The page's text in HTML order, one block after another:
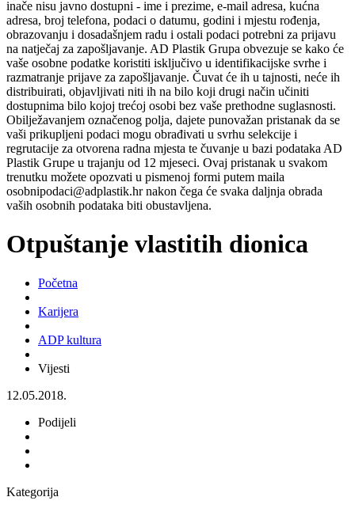
inače nisu javno dostupni - ime i prezime, e-mail adresa, kućna
adresa, broj telefona, podaci o datumu, godini i mjestu rođenja,
obrazovanju i dosadašnjem radu i ostali podaci potrebni za prijavu
na natječaj za zapošljavanje. AD Plastik Grupa obvezuje se kako će
vaše osobne podatke koristiti isključivo u identifikacijske svrhe i
razmatranje prijave za zapošljavanje. Čuvat će ih u tajnosti, neće ih
distribuirati, objavljivati niti ih na bilo koji drugi način učiniti
dostupnima bilo kojoj trećoj osobi bez vaše prethodne suglasnosti.
Obilježavanjem označenog polja, dajete punovažan pristanak da se
vaši prikupljeni podaci mogu obrađivati u svrhu selekcije i
regrutacije za otvorena radna mjesta te čuvanje u bazi podataka AD
Plastik Grupe u trajanju od 12 mjeseci. Ovaj pristanak u svakom
trenutku možete opozvati u pismenoj formi putem maila
osobnipodaci@adplastik.hr nakon čega će svaka daljnja obrada
vaših osobnih podataka biti obustavljena.
Otpuštanje vlastitih dionica
Početna
Karijera
ADP kultura
Vijesti
12.05.2018.
Podijeli
Kategorija